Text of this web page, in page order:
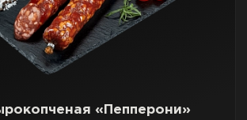
«Пепперони»